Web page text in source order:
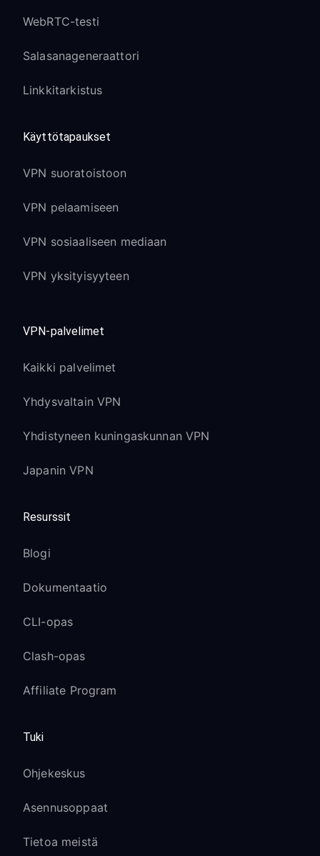
WebRTC-testi
Salasanageneraattori
Linkkitarkistus
Käyttötapaukset
VPN suoratoistoon
VPN pelaamiseen
VPN sosiaaliseen mediaan
VPN yksityisyyteen
VPN-palvelimet
Kaikki palvelimet
Yhdysvaltain VPN
Yhdistyneen kuningaskunnan VPN
Japanin VPN
Resurssit
Blogi
Dokumentaatio
CLI-opas
Clash-opas
Affiliate Program
Tuki
Ohjekeskus
Asennusoppaat
Tietoa meistä